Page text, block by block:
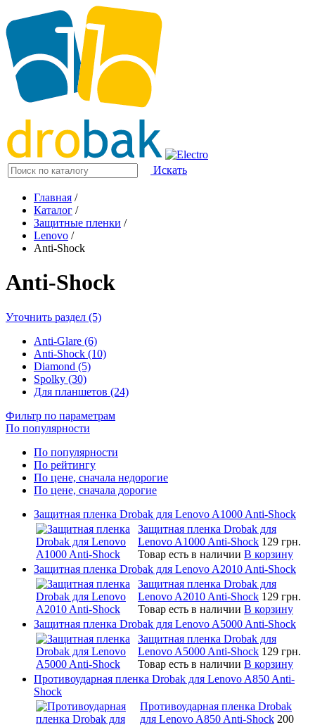
Искать
Главная /
Каталог /
Защитные пленки /
Lenovo /
Anti-Shock
Anti-Shock
Уточнить раздел (5)
Anti-Glare (6)
Anti-Shock (10)
Diamond (5)
Spolky (30)
Для планшетов (24)
Фильтр по параметрам
По популярности
По популярности
По рейтингу
По цене, сначала недорогие
По цене, сначала дорогие
Защитная пленка Drobak для Lenovo A1000 Anti-Shock
Защитная пленка Drobak для
Lenovo A1000 Anti-Shock 129 грн.
Товар есть в наличии В корзину
Защитная пленка Drobak для Lenovo A2010 Anti-Shock
Защитная пленка Drobak для
Lenovo A2010 Anti-Shock 129 грн.
Товар есть в наличии В корзину
Защитная пленка Drobak для Lenovo A5000 Anti-Shock
Защитная пленка Drobak для
Lenovo A5000 Anti-Shock 129 грн.
Товар есть в наличии В корзину
Противоударная пленка Drobak для Lenovo A850 Anti-
Shock
Противоударная пленка Drobak
для Lenovo A850 Anti-Shock 200